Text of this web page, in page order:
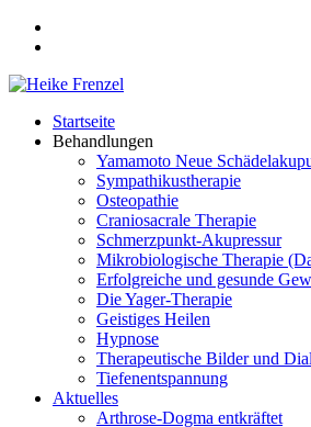
Startseite
Behandlungen
Yamamoto Neue
Sympathikustherapie
Osteopathie
Craniosacrale Therapie
Schmerzpunkt-Akupressur
Mikrobiologische Therapie
Erfolgreiche und gesunde
Die Yager-Therapie
Geistiges Heilen
Hypnose
Therapeutische Bilder und
Tiefenentspannung
Aktuelles
Arthrose-Dogma entkräftet